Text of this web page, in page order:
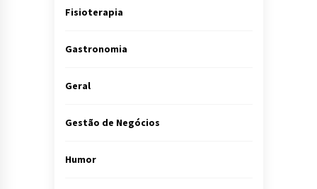
Fisioterapia
Gastronomia
Geral
Gestão de Negócios
Humor